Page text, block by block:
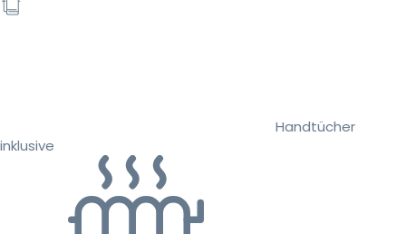
Handtücher
inklusive